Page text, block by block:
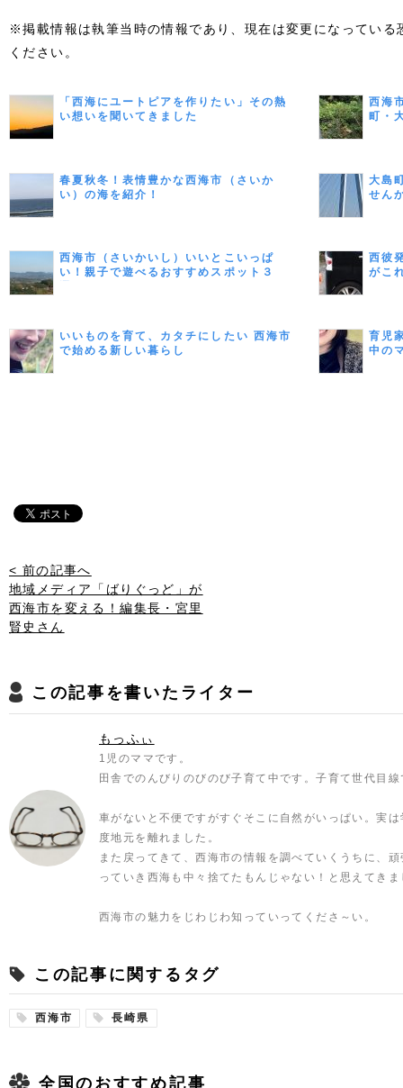
※掲載情報は執筆当時の情報であり、現在は変更になっている
ください。
「西海にユートピアを作りたい」その熱
い想いを聞いてきました
西海
町・
春夏秋冬！表情豊かな西海市（さいか
い）の海を紹介！
大島
せん
西海市（さいかいし）いいとこいっぱ
い！親子で遊べるおすすめスポット３
西彼
がこ
いいものを育て、カタチにしたい 西海市
で始める新しい暮らし
育児
中の
< 前の記事へ
地域メディア「ばりぐっど」が
西海市を変える！編集長・宮里
賢史さん
この記事を書いたライター
もっふぃ
1児のママです。
田舎でのんびりのびのび子育て中です。子育て世代目
車がないと不便ですがすぐそこに自然がいっぱい。実
度地元を離れました。
また戻ってきて、西海市の情報を調べていくうちに、
っていき西海も中々捨てたもんじゃない！と思えてき
西海市の魅力をじわじわ知っていってくださ～い。
この記事に関するタグ
西海市 長崎県
全国のおすすめ記事